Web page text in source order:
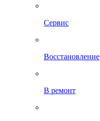
Сервис
Восстановление
В ремонт